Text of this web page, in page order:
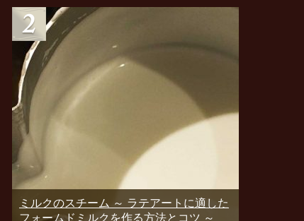
ミルクのスチーム ～ ラテアートに適した
フォームドミルクを作る方法とコツ ～